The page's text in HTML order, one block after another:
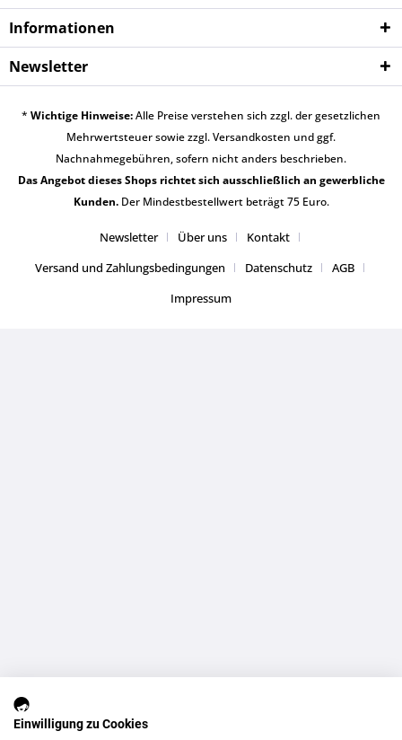
Informationen
Newsletter
* Wichtige Hinweise:Alle Preise verstehen sich zzgl. der gesetzlichen
Mehrwertsteuer sowie zzgl.Versandkosten und ggf.
Nachnahmegebühren, sofern nicht anders beschrieben.
Das Angebot dieses Shops richtet sich ausschließlich an gewerbliche
Kunden.Der Mindestbestellwert beträgt 75 Euro.
Newsletter Über uns
Kontakt
Versand und Zahlungsbedingungen
Datenschutz
AGB
Impressum
Einwilligung zu Cookies